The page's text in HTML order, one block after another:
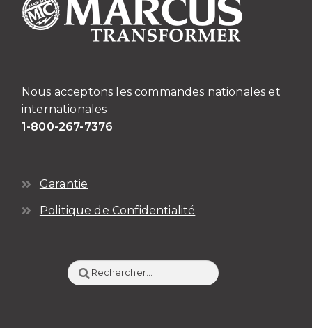
Nous acceptons les commandes nationales et
internationales
1-800-267-7376
Garantie
Politique de Confidentialité
Rechercher :